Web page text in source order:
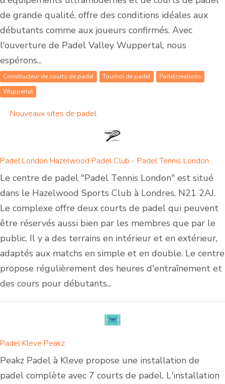
de grande qualité, offre des conditions idéales aux
débutants comme aux joueurs confirmés. Avec
l'ouverture de Padel Valley Wuppertal, nous
espérons...
Constructeur de courts de padel Tournoi de padel
Padelcreations
Wuppertal
Nouveaux sites de padel
Padel London Hazelwood Padel Club - Padel Tennis London
Le centre de padel "Padel Tennis London" est situé
dans le Hazelwood Sports Club à Londres, N21 2AJ.
Le complexe offre deux courts de padel qui peuvent
être réservés aussi bien par les membres que par le
public. Il y a des terrains en intérieur et en extérieur,
adaptés aux matchs en simple et en double. Le centre
propose régulièrement des heures d'entraînement et
des cours pour débutants...
Padel Kleve Peakz
Peakz Padel à Kleve propose une installation de
padel complète avec 7 courts de padel. L'installation